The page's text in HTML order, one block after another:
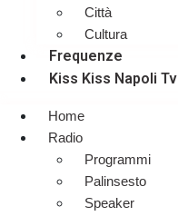
Città
Cultura
Frequenze
Kiss Kiss Napoli Tv
Home
Radio
Programmi
Palinsesto
Speaker